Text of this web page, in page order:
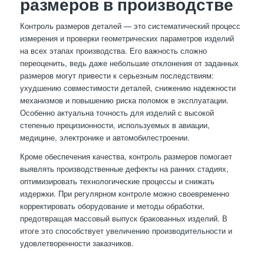
Контроль размеров деталей — это систематический процесс
измерения и проверки геометрических параметров изделий
на всех этапах производства. Его важность сложно
переоценить, ведь даже небольшие отклонения от заданных
размеров могут привести к серьезным последствиям:
ухудшению совместимости деталей, снижению надежности
механизмов и повышению риска поломок в эксплуатации.
Особенно актуальна точность для изделий с высокой
степенью прецизионности, используемых в авиации,
медицине, электронике и автомобилестроении.
Кроме обеспечения качества, контроль размеров помогает
выявлять производственные дефекты на ранних стадиях,
оптимизировать технологические процессы и снижать
издержки. При регулярном контроле можно своевременно
корректировать оборудование и методы обработки,
предотвращая массовый выпуск бракованных изделий. В
итоге это способствует увеличению производительности и
удовлетворенности заказчиков.